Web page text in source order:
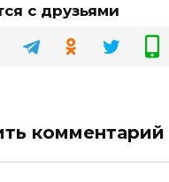
с друзьями
комментарий